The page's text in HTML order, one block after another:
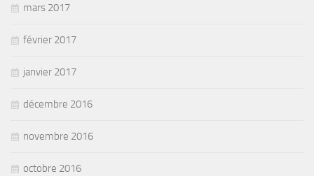
mars 2017
février 2017
janvier 2017
décembre 2016
novembre 2016
octobre 2016